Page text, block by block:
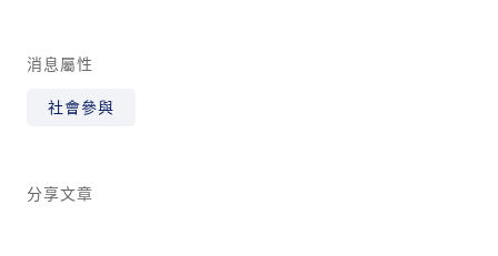
消息屬性
社會參與
分享文章